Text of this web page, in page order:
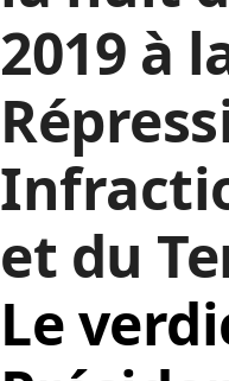
2019 à
et du
Le